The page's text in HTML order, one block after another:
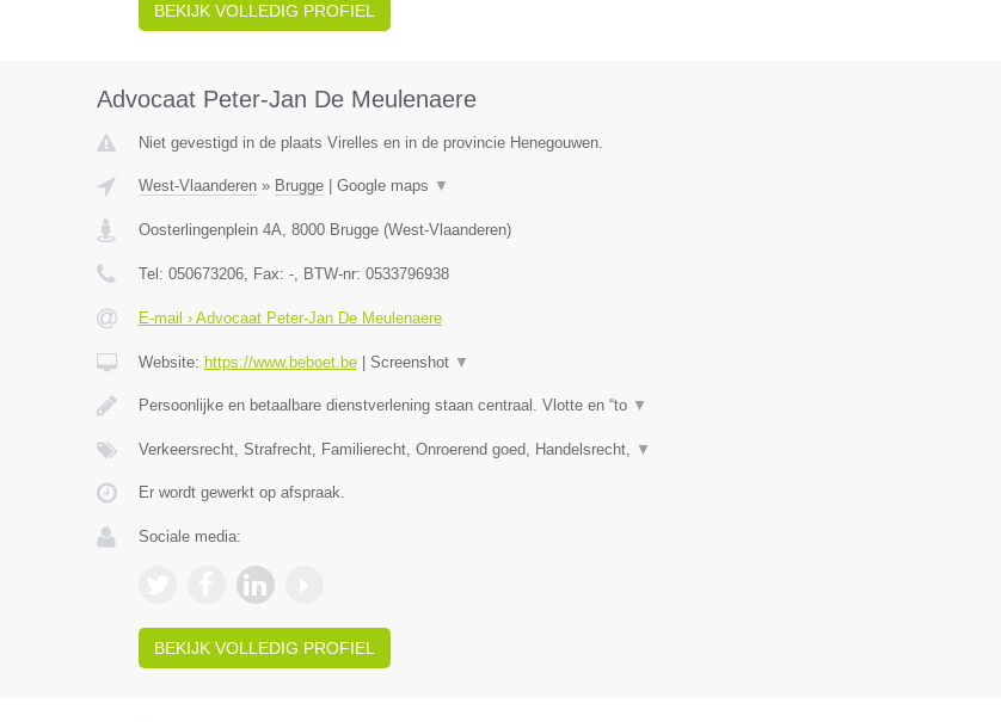
BEKIJK VOLLEDIG PROFIEL
Advocaat Peter-Jan De Meulenaere
Niet gevestigd in de plaats Virelles en in de provincie Henegouwen.
West-Vlaanderen» Brugge| Google maps ▼
Oosterlingenplein 4A, 8000 Brugge(West-Vlaanderen)
Tel: 050673206, Fax: -, BTW-nr: 0533796938
E-mail › Advocaat Peter-Jan De Meulenaere
Website: https://www.beboet.be| Screenshot ▼
Persoonlijke en betaalbare dienstverlening staan centraal. Vlotte en “to ▼
Verkeersrecht, Strafrecht, Familierecht, Onroerend goed, Handelsrecht, ▼
Er wordt gewerkt op afspraak.
Sociale media:
BEKIJK VOLLEDIG PROFIEL